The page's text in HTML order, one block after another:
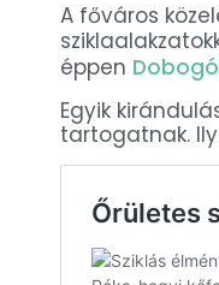
A főváros
éppen
Egyik
tartogatnak.